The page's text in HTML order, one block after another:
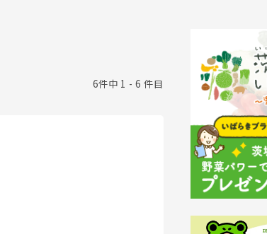
6件中 1 - 6 件目